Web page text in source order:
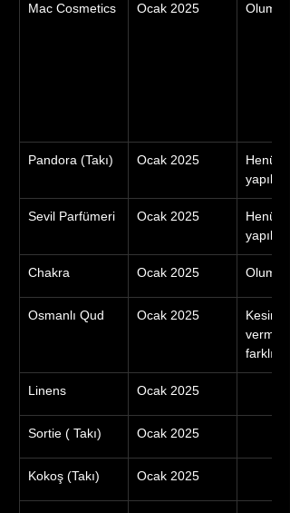
Mac Cosmetics Ocak 2025 Olumsuz
Pandora (Takı) Ocak 2025
Henüz
Sevil Parfümeri Ocak 2025
Henüz
Chakra Ocak 2025 Olumsuz
Osmanlı Qud Ocak 2025
farklı
Linens Ocak 2025
Sortie ( Takı) Ocak 2025
Kokoş (Takı) Ocak 2025